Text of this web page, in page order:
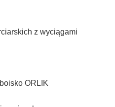
z wyciągami
ORLIK